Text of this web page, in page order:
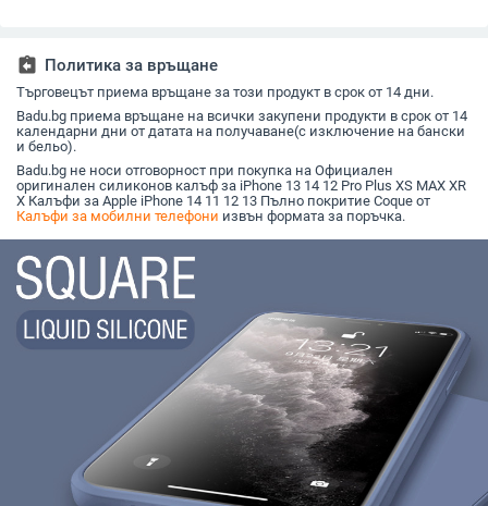
стил, защита от
assignment_return Политика за връщане
Търговецът приема връщане за този продукт в срок от 14 дни.
Badu.bg приема връщане на всички закупени продукти в срок от 14
календарни дни от датата на получаване(с изключение на бански
и бельо).
Badu.bg не носи отговорност при покупка на Официален
оригинален силиконов калъф за iPhone 13 14 12 Pro Plus XS MAX XR
X Калъфи за Apple iPhone 14 11 12 13 Пълно покритие Coque от
Калъфи за мобилни телефони извън формата за поръчка.